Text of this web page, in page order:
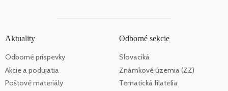
Aktuality
Odborné príspevky
Akcie a podujatia
Poštové materiály
Odborné sekcie
Slovaciká
Známkové územia (ZZ)
Tematická filatelia